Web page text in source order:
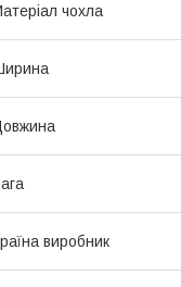
чохла
виробник